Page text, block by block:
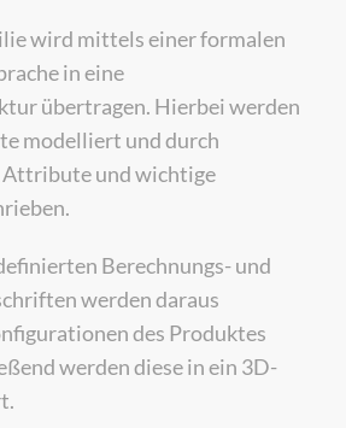
wird mittels einer formalen
in eine
übertragen. Hierbei werden
modelliert und durch
Attribute und wichtige
Berechnungs- und
werden daraus
des Produktes
werden diese in ein 3D-